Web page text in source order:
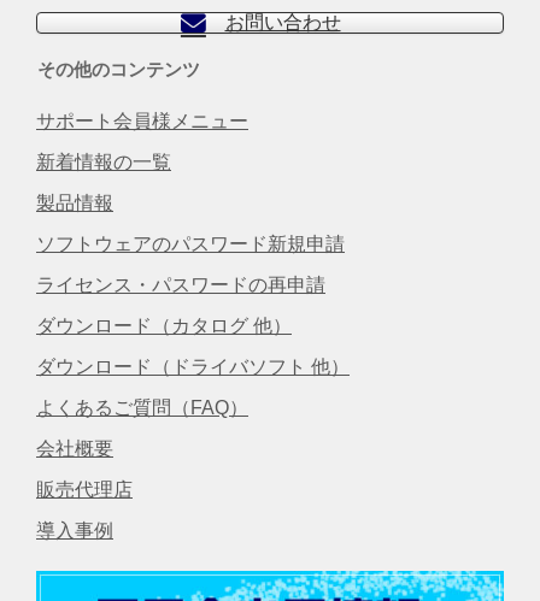
お問い合わせ
その他のコンテンツ
サポート会員様メニュー
新着情報の一覧
製品情報
ソフトウェアのパスワード新規申請
ライセンス・パスワードの再申請
ダウンロード（カタログ 他）
ダウンロード（ドライバソフト 他）
よくあるご質問（FAQ）
会社概要
販売代理店
導入事例